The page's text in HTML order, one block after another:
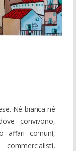
Né bianca né
convivono,
affari comuni,